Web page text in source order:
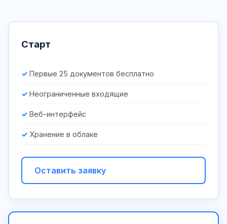
Старт
Первые 25 документов бесплатно
Неограниченные входящие
Веб-интерфейс
Хранение в облаке
Оставить заявку